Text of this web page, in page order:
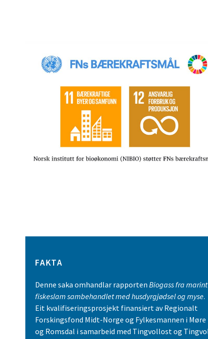
FAKTA
Denne saka omhandlar rapporten Biogass fra marint
fiskeslam sambehandlet med husdyrgjødsel og myse.
Eit kvalifiseringsprosjekt finansiert av Regionalt
Forskingsfond Midt-Norge og Fylkesmannen i Møre
og Romsdal i samarbeid med Tingvollost og